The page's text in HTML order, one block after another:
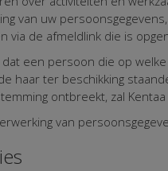
van uw persoonsgegevens,
via de afmeldlink die is
dat een persoon die op
haar ter beschikking
ontbreekt, zal
van